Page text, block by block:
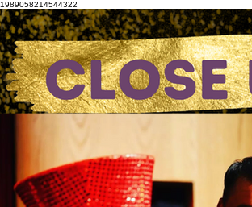
1989058214544322